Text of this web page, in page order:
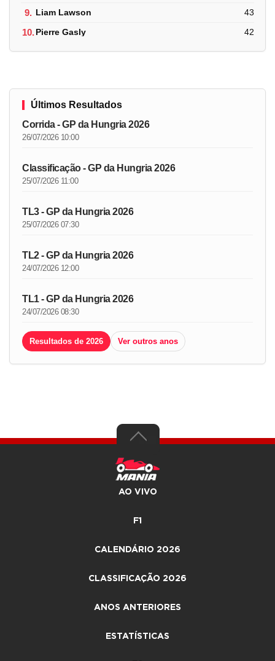
9. Liam Lawson 43
10.Pierre Gasly 42
Últimos Resultados
Corrida - GP da Hungria 2026
26/07/2026 10:00
Classificação - GP da Hungria 2026
25/07/2026 11:00
TL3 - GP da Hungria 2026
25/07/2026 07:30
TL2 - GP da Hungria 2026
24/07/2026 12:00
TL1 - GP da Hungria 2026
24/07/2026 08:30
Resultados de 2026 Ver outros anos
AO VIVO
F1
CALENDÁRIO 2026
CLASSIFICAÇÃO 2026
ANOS ANTERIORES
ESTATÍSTICAS